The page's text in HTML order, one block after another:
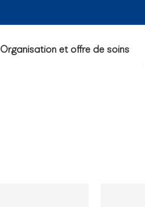
Organisation et offre de soins